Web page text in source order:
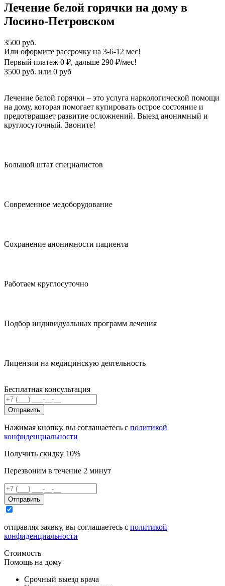
Лечение белой горячки на дому в
Лосино-Петровском
3500 руб.
Или оформите рассрочку на 3-6-12 мес!
Первый платеж 0 ₽, дальше 290 ₽/мес!
3500 руб. или 0 руб
Лечение белой горячки – это услуга наркологической помощи
на дому, которая помогает купировать острое состояние и
предотвращает развитие осложнений. Выезд анонимный и
круглосуточный. Звоните!
Большой штат специалистов
Современное медоборудование
Сохранение анонимности пациента
Работаем круглосуточно
Подбор индивидуальных программ лечения
Лицензии на медицинскую деятельность
Бесплатная консультация
Отправить
Нажимая кнопку, вы соглашаетесь с политикой
конфиденциальности
Получить скидку 10%
Перезвоним в течение 2 минут
Отправить
отправляя заявку, вы соглашаетесь с политикой
конфиденциальности
Стоимость
Помощь на дому
Срочный выезд врача